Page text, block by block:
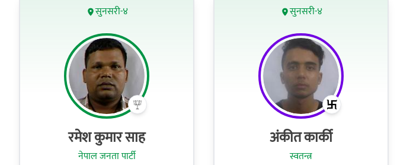
सुनसरी-४
रमेश कुमार साह
नेपाल जनता पार्टी
सुनसरी-४
अंकीत कार्की
स्वतन्त्र